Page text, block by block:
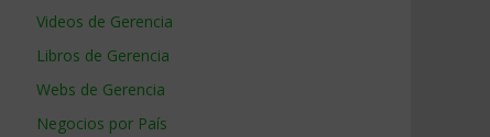
Videos de Gerencia
Libros de Gerencia
Webs de Gerencia
Negocios por País